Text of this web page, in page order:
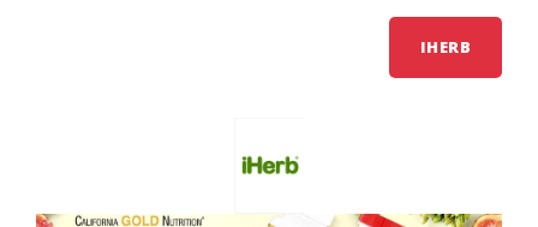
IHERB